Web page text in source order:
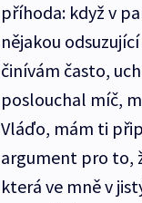
příhoda: když v
nějakou
činívám často,
poslouchal míč,
Vláďo, mám ti
argument pro to,
která ve mně v